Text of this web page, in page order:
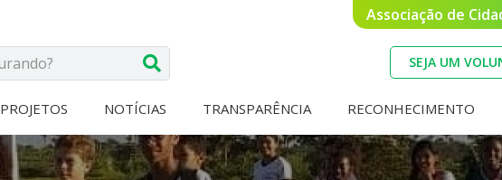
SEJA UM
Associação de
PROJETOS NOTÍCIAS TRANSPARÊNCIA RECONHECIMENTO